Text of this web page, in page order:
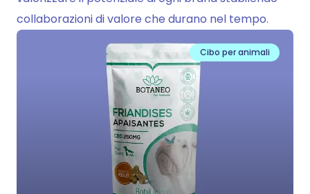
collaborazioni di valore che durano nel tempo.
Cibo per animali